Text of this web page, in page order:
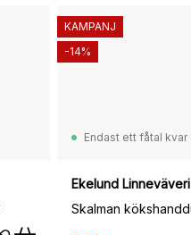
Endast ett fåtal kvar
Ekelund Linneväveri
KAMPANJ
-14%